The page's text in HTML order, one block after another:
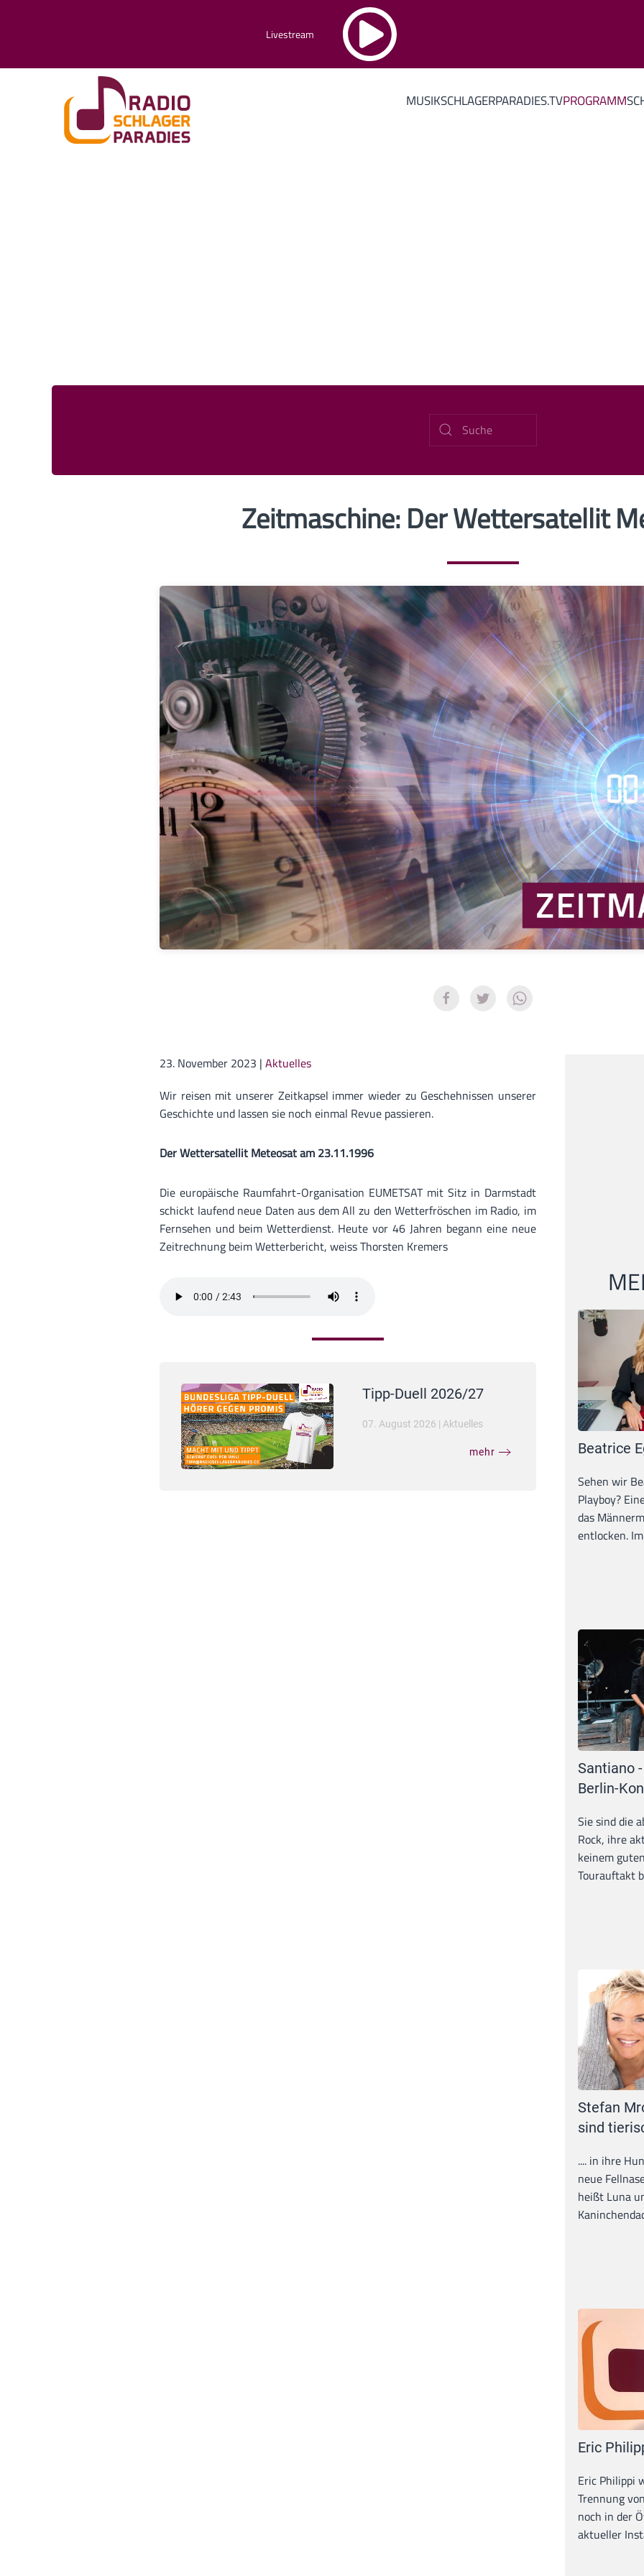
Livestream
MUSIKSCHLAGERPARADIES.TVPROGRAMM
Zeitmaschine: Der Wettersatellit
23. November 2023 | Aktuelles
Wir reisen mit unserer Zeitkapsel immer wieder zu Geschehnissen unserer
Geschichte und lassen sie noch einmal Revue passieren.
Der Wettersatellit Meteosat am 23.11.1996
Die europäische Raumfahrt-Organisation EUMETSAT mit Sitz in Darmstadt
schickt laufend neue Daten aus dem All zu den Wetterfröschen im Radio, im
Fernsehen und beim Wetterdienst. Heute vor 46 Jahren begann eine neue
Zeitrechnung beim Wetterbericht, weiss Thorsten Kremers
Tipp-Duell 2026/27
07. August 2026 | Aktuelles
mehr
Beatrice
Sehen wir
Playboy?
das
entlocken.
Santiano
Berlin-
Sie sind die
Rock, ihre
keinem
Tourauftakt
Stefan
sind
.... in ihre
neue
heißt Luna
Eric
Eric Philippi
Trennung
noch in der
aktueller